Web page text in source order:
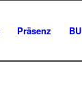
Präsenz BU